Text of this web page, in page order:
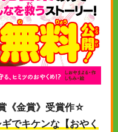
《金賞》受賞作☆
でキケンな【おやく